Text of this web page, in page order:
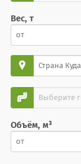
Вес, т
Объём, м³